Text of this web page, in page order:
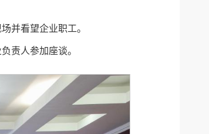
并看望企业职工。
责人参加座谈。